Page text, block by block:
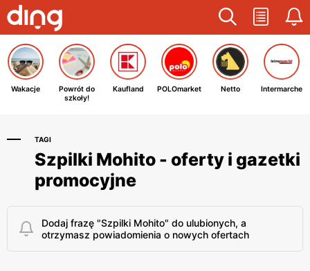
Wakacje
Powrót do
szkoły!
Kaufland POLOmarket Netto Intermarche
TAGI
Szpilki Mohito - oferty i gazetki
promocyjne
Dodaj frazę "Szpilki Mohito" do ulubionych, a
otrzymasz powiadomienia o nowych ofertach